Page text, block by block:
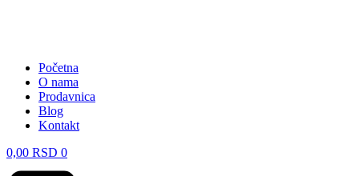
Početna
O nama
Prodavnica
Blog
Kontakt
0,00 RSD 0